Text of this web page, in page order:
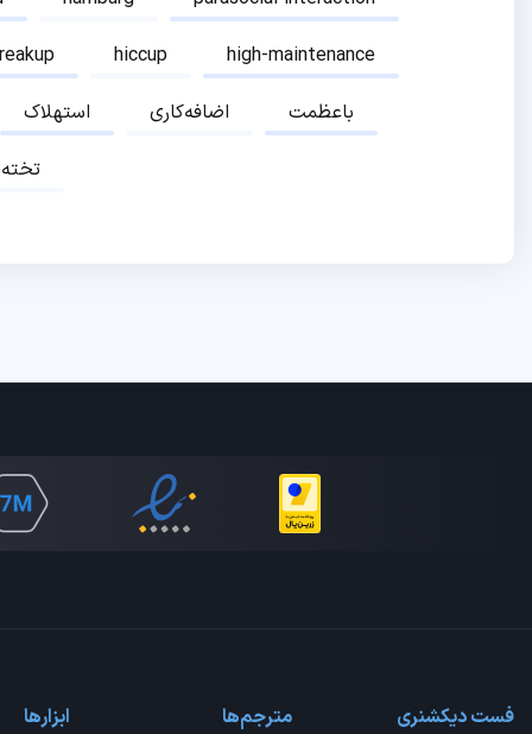
hiccup
high-maintenance
استهلاک اضافه‌کاری
باعظمت
فست دیکشنری مترجم‌ها ابزارها